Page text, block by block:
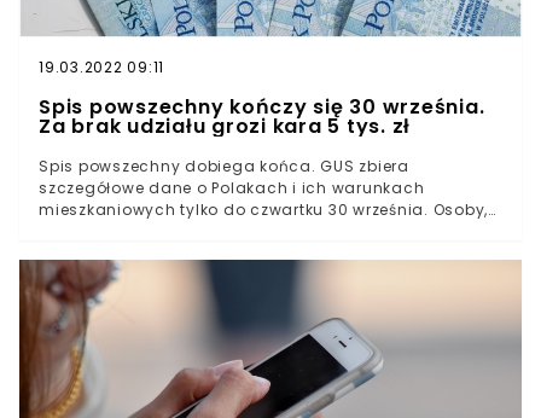
19.03.2022 09:11
Spis powszechny kończy się 30 września.
Za brak udziału grozi kara 5 tys. zł
Spis powszechny dobiega końca. GUS zbiera
szczegółowe dane o Polakach i ich warunkach
mieszkaniowych tylko do czwartku 30 września. Osoby,